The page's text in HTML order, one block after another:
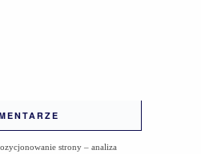
strony – analiza